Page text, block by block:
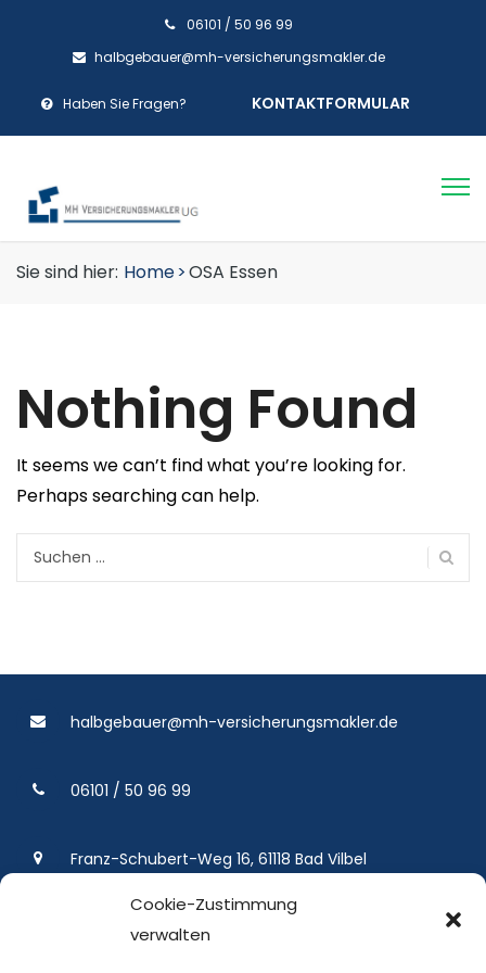
Cookie-Zustimmung
verwalten
06101 / 50 96 99
halbgebauer@mh-versicherungsmakler.de
Haben Sie Fragen? KONTAKTFORMULAR
Sie sind hier: Home>OSA Essen
Nothing Found
It seems we can’t find what you’re looking for.
Perhaps searching can help.
Suchen
nach:
halbgebauer@mh-versicherungsmakler.de
06101 / 50 96 99
Franz-Schubert-Weg 16, 61118 Bad Vilbel